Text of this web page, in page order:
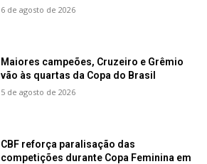
6 de agosto de 2026
Maiores campeões, Cruzeiro e Grêmio
vão às quartas da Copa do Brasil
5 de agosto de 2026
CBF reforça paralisação das
competições durante Copa Feminina em